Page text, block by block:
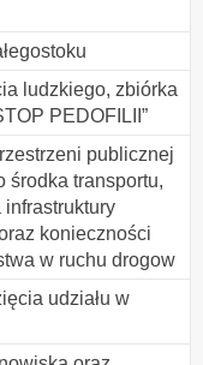
ludzkiego, zbiórka
PEDOFILII”
publicznej
środka transportu,
konieczności
w ruchu drogow
udziału w